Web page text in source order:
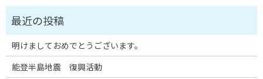
明けましておめでとうございます。
能登半島地震 復興活動